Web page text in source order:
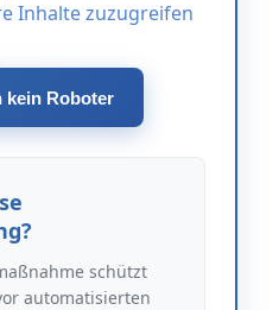
Inhalte zuzugreifen
kein Roboter
schützt
automatisierten